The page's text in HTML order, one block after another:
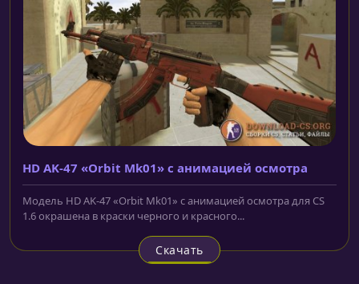
HD AK-47 «Orbit Mk01» с анимацией осмотра
Модель HD AK-47 «Orbit Mk01» с анимацией осмотра для CS
1.6 окрашена в краски черного и красного...
Скачать